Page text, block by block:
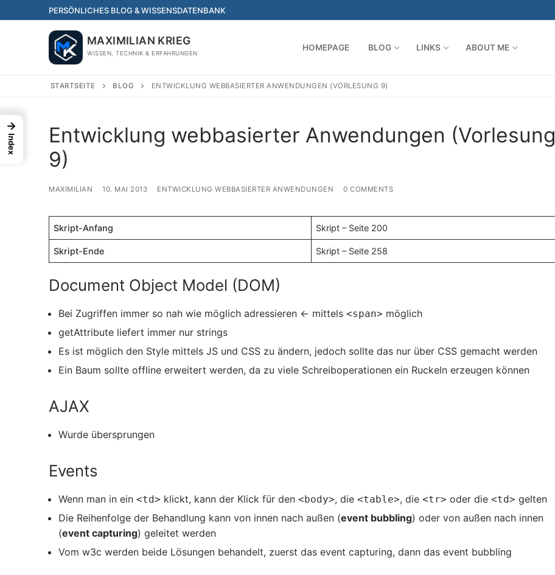
to
PERSÖNLICHES BLOG & WISSENSDATENBANK
MAXIMILIAN KRIEG
WISSEN, TECHNIK & ERFAHRUNGEN
HOMEPAGE BLOG LINKS ABOUT ME
STARTSEITE BLOG ENTWICKLUNG WEBBASIERTER ANWENDUNGEN (VORLESUNG 9)
Entwicklung webbasierter Anwendungen (Vorlesung
9)
MAXIMILIAN 10. MAI 2013 ENTWICKLUNG WEBBASIERTER ANWENDUNGEN 0 COMMENTS
Skript-Anfang Skript – Seite 200
Skript-Ende Skript – Seite 258
Document Object Model (DOM)
Bei Zugriffen immer so nah wie möglich adressieren ← mittels <span> möglich
getAttribute liefert immer nur strings
Es ist möglich den Style mittels JS und CSS zu ändern, jedoch sollte das nur über CSS gemacht werden
Ein Baum sollte offline erweitert werden, da zu viele Schreiboperationen ein Ruckeln erzeugen können
AJAX
Wurde übersprungen
Events
Wenn man in ein <td> klickt, kann der Klick für den <body>, die <table>, die <tr> oder die <td> gelten
Die Reihenfolge der Behandlung kann von innen nach außen (event bubbling) oder von außen nach innen
(event capturing) geleitet werden
Vom w3c werden beide Lösungen behandelt, zuerst das event capturing, dann das event bubbling
→
Index